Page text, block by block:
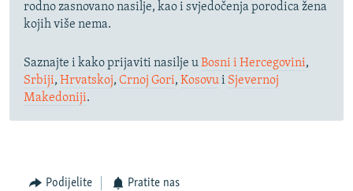
rodno zasnovano nasilje, kao i svjedočenja porodica žena
kojih više nema.
Saznajte i kako prijaviti nasilje uBosni i Hercegovini,
Srbiji, Hrvatskoj, Crnoj Gori, Kosovui Sjevernoj
Makedoniji.
Podijelite Pratite nas